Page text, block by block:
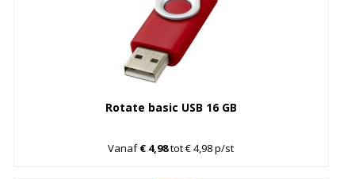
Rotate basic USB 16 GB
Vanaf€ 4,98tot € 4,98 p/st